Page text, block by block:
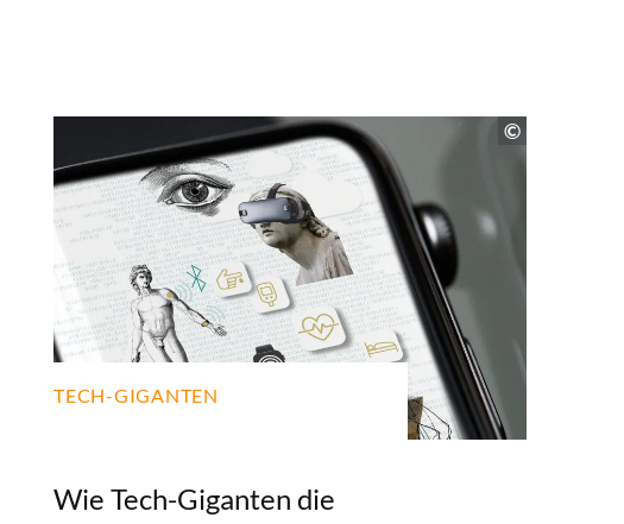
TECH-GIGANTEN
Wie Tech-Giganten die